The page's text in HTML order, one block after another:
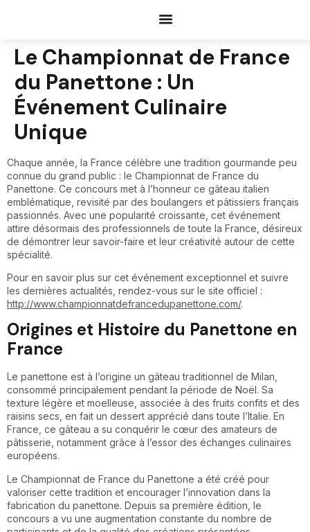
Le Championnat de France
du Panettone : Un
Événement Culinaire
Unique
Chaque année, la France célèbre une tradition gourmande peu
connue du grand public : le Championnat de France du
Panettone. Ce concours met à l’honneur ce gâteau italien
emblématique, revisité par des boulangers et pâtissiers français
passionnés. Avec une popularité croissante, cet événement
attire désormais des professionnels de toute la France, désireux
de démontrer leur savoir-faire et leur créativité autour de cette
spécialité.
Pour en savoir plus sur cet événement exceptionnel et suivre
les dernières actualités, rendez-vous sur le site officiel :
http://www.championnatdefrancedupanettone.com/.
Origines et Histoire du Panettone en
France
Le panettone est à l’origine un gâteau traditionnel de Milan,
consommé principalement pendant la période de Noël. Sa
texture légère et moelleuse, associée à des fruits confits et des
raisins secs, en fait un dessert apprécié dans toute l’Italie. En
France, ce gâteau a su conquérir le cœur des amateurs de
pâtisserie, notamment grâce à l’essor des échanges culinaires
européens.
Le Championnat de France du Panettone a été créé pour
valoriser cette tradition et encourager l’innovation dans la
fabrication du panettone. Depuis sa première édition, le
concours a vu une augmentation constante du nombre de